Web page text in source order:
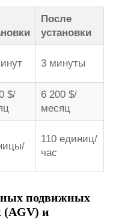
После
установки
3 минуты
$/
6 200 $/
месяц
110 единиц/
час
подвижных
(AGV) и